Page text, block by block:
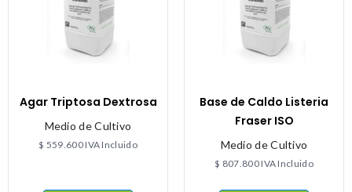
Agar Triptosa Dextrosa
Medio de Cultivo
$ 559.600IVA Incluido
Base de Caldo Listeria
Fraser ISO
Medio de Cultivo
$ 807.800IVA Incluido